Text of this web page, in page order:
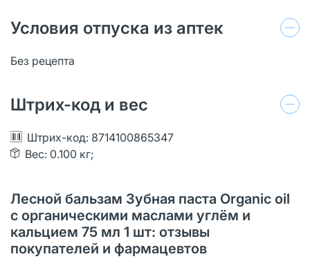
Условия отпуска из аптек
Без рецепта
Штрих-код и вес
Штрих-код: 8714100865347
Вес: 0.100 кг;
Лесной бальзам Зубная паста Organic oil
с органическими маслами углём и
кальцием 75 мл 1 шт: отзывы
покупателей и фармацевтов